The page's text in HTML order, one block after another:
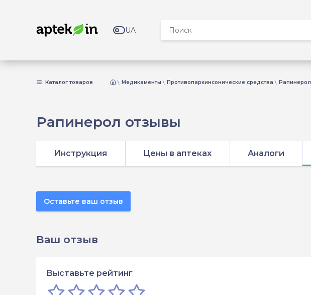
Каталог товаров Медикаменты Противопаркинсонические средства Рапинерол
Рапинерол отзывы
Инструкция Цены в аптеках Аналоги
Оставьте ваш отзыв
Ваш отзыв
Выставьте рейтинг
UA